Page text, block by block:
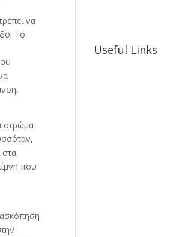
να
Το
στρώμα
στα
που
Useful Links